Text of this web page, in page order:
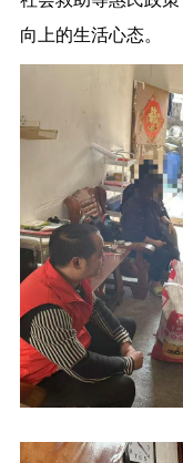
向上的生活心态。